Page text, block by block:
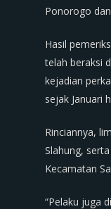
Ponorogo
Hasil
telah beraksi
kejadian
sejak Januari
Rinciannya,
Slahung,
Kecamatan
“Pelaku juga